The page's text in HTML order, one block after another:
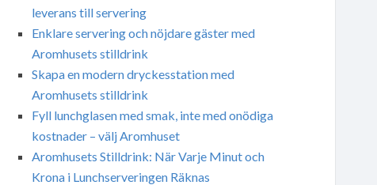
leverans till servering
Enklare servering och nöjdare gäster med
Aromhusets stilldrink
Skapa en modern dryckesstation med
Aromhusets stilldrink
Fyll lunchglasen med smak, inte med onödiga
kostnader – välj Aromhuset
Aromhusets Stilldrink: När Varje Minut och
Krona i Lunchserveringen Räknas